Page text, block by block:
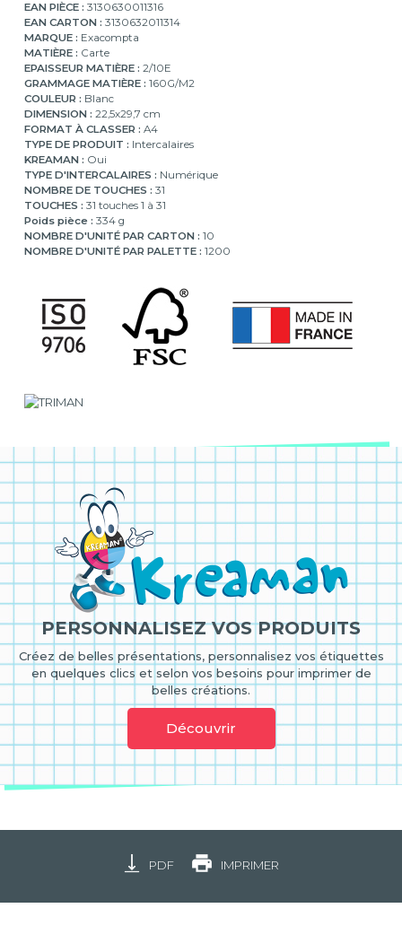
Janvier
à
Décembre
20
touches
A
à
Z
31
touches
1
à
31
EAN PIÈCE : 3130630011316
EAN CARTON : 3130632011314
MARQUE : Exacompta
MATIÈRE : Carte
EPAISSEUR MATIÈRE : 2/10E
GRAMMAGE MATIÈRE : 160G/M2
COULEUR : Blanc
DIMENSION : 22,5x29,7 cm
FORMAT À CLASSER : A4
TYPE DE PRODUIT : Intercalaires
KREAMAN : Oui
TYPE D'INTERCALAIRES : Numérique
NOMBRE DE TOUCHES : 31
TOUCHES : 31 touches 1 à 31
Poids pièce : 334 g
NOMBRE D'UNITÉ PAR CARTON : 10
NOMBRE D'UNITÉ PAR PALETTE : 1200
PERSONNALISEZ VOS PRODUITS
Créez de belles présentations, personnalisez vos étiquettes
en quelques clics et selon vos besoins pour imprimer de
belles créations.
Découvrir
PDF IMPRIMER